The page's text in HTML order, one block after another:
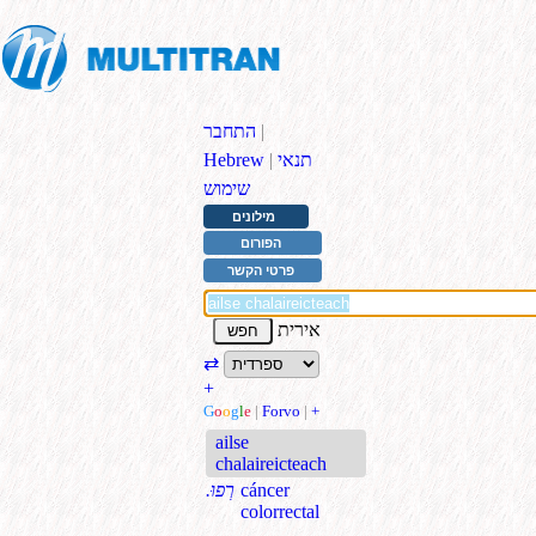
התחבר |
Hebrew | תנאי
שימוש
מילונים
הפורום
פרטי הקשר
אירית
⇄
+
Google | Forvo | +
ailse
chalaireicteach
.רְפוּ cáncer
colorrectal